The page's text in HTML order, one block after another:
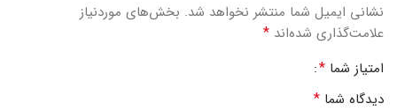
نشانی ایمیل شما منتشر نخواهد شد. بخش‌های موردنیاز
علامت‌گذاری شده‌اند *
امتیاز شما *
دیدگاه شما *